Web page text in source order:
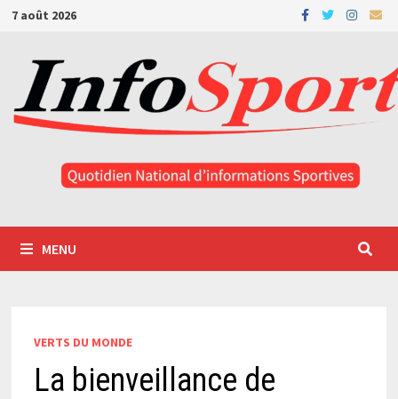
Passer
contenu
7 août 2026
MENU
VERTS DU MONDE
La bienveillance de